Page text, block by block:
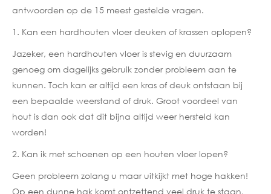
antwoorden op de 15 meest gestelde vragen.
1. Kan een hardhouten vloer deuken of krassen oplopen?
Jazeker, een hardhouten vloer is stevig en duurzaam
genoeg om dagelijks gebruik zonder probleem aan te
kunnen. Toch kan er altijd een kras of deuk ontstaan bij
een bepaalde weerstand of druk. Groot voordeel van
hout is dan ook dat dit bijna altijd weer hersteld kan
worden!
2. Kan ik met schoenen op een houten vloer lopen?
Geen probleem zolang u maar uitkijkt met hoge hakken!
Op een dunne hak komt ontzettend veel druk te staan,